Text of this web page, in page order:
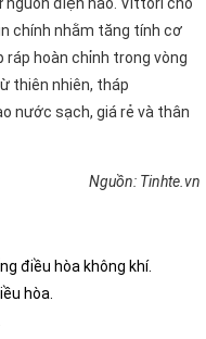
nguồn điện nào. Vittori cho
chính nhằm tăng tính cơ
ráp hoàn chỉnh trong vòng
thiên nhiên, tháp
nước sạch, giá rẻ và thân
Nguồn: Tinhte.vn
điều hòa không khí.
hòa.